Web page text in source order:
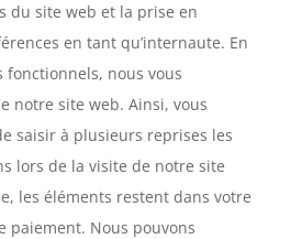
du site web et la prise en
en tant qu’internaute. En
fonctionnels, nous vous
notre site web. Ainsi, vous
saisir à plusieurs reprises les
lors de la visite de notre site
les éléments restent dans votre
paiement. Nous pouvons